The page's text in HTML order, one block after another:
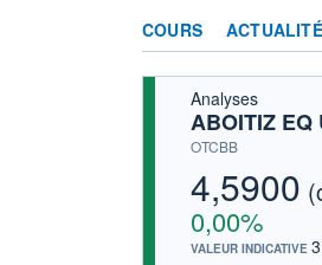
COURS
Analyses
ABOITIZ EQ
OTCBB
4,5900
0,00%
VALEUR INDICATIVE